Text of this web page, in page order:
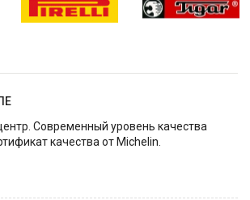
Современный уровень качества
качества от Michelin.